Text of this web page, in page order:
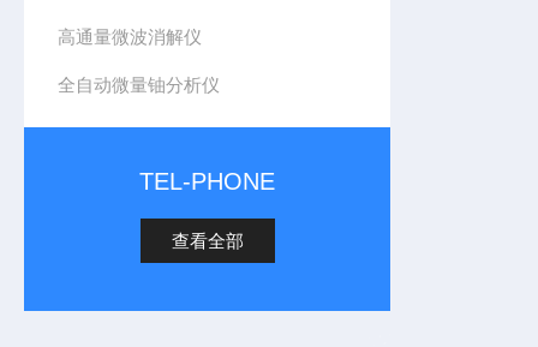
高通量微波消解仪
全自动微量铀分析仪
TEL-PHONE
查看全部